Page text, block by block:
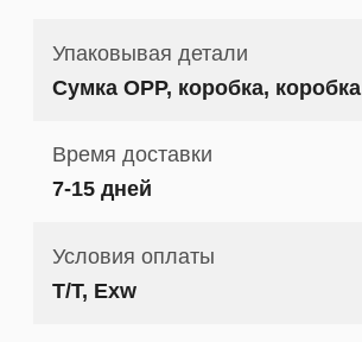
Упаковывая детали
Сумка OPP, коробка, коробка
Время доставки
7-15 дней
Условия оплаты
T/T, Exw